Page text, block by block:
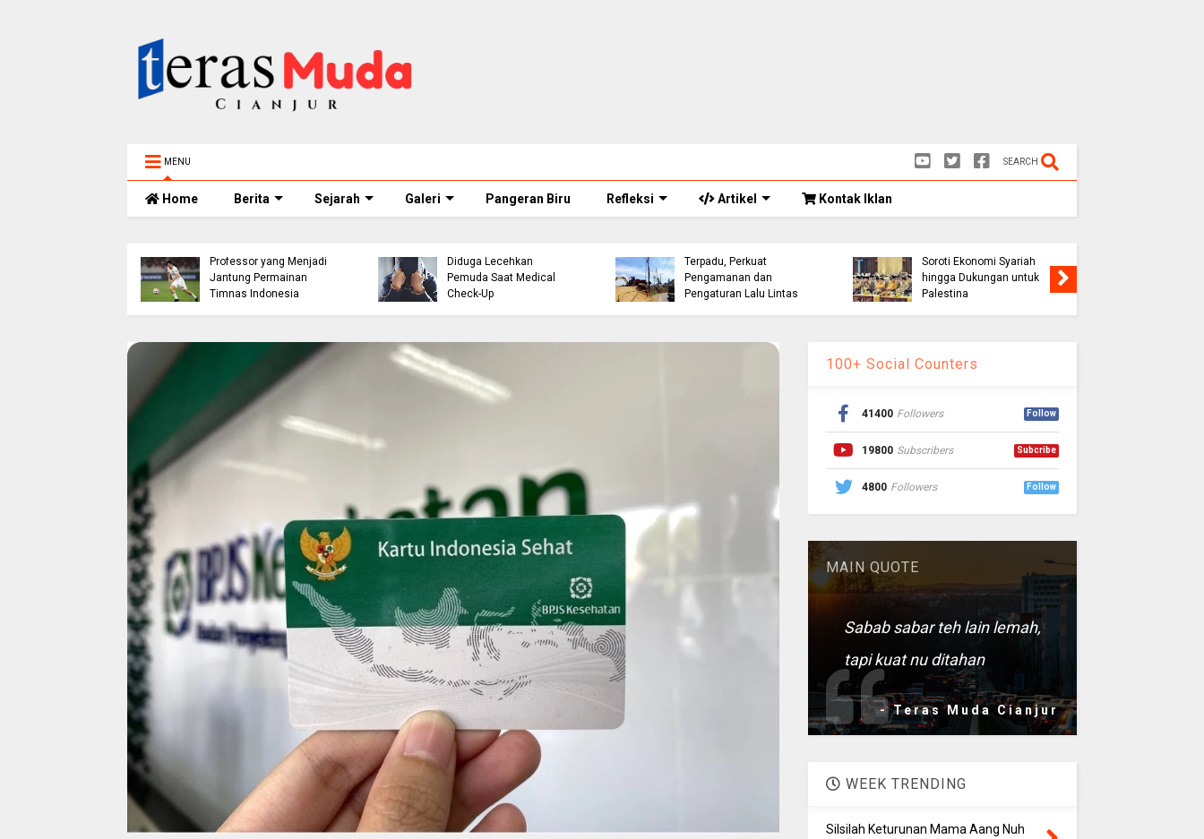
MENU SEARCH
Home Berita Sejarah Galeri Pangeran Biru Refleksi Artikel Kontak Iklan
Professor yang Menjadi
Jantung Permainan
Timnas Indonesia
Diduga Lecehkan
Pemuda Saat Medical
Check-Up
Terpadu, Perkuat
Pengamanan dan
Pengaturan Lalu Lintas
Soroti Ekonomi Syariah
hingga Dukungan untuk
Palestina
100+ Social Counters
41400 Followers Follow
19800 Subscribers Subcribe
4800 Followers Follow
MAIN QUOTE
Sabab sabar teh lain lemah,
tapi kuat nu ditahan
- Teras Muda Cianjur
WEEK TRENDING
Silsilah Keturunan Mama Aang Nuh